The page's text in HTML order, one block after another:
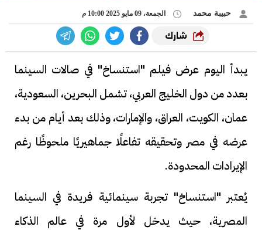
حبيبة محمد الجمعة، 09 مايو 2025 10:00 م
شارك
يبدأ اليوم عرض فيلم "استنساخ" في صالات السينما
بعدد من دول الخليج العربي، تشمل البحرين، السعودية،
عمان، الكويت، العراق، والإمارات، وذلك بعد أيام من بدء
عرضه في مصر وتحقيقه تفاعلًا جماهيريًا ملحوظًا رغم
الإيرادات المحدودة.
يُعتبر "استنساخ" تجربة سينمائية فريدة في السينما
المصرية، حيث يدخل لأول مرة في عالم الذكاء